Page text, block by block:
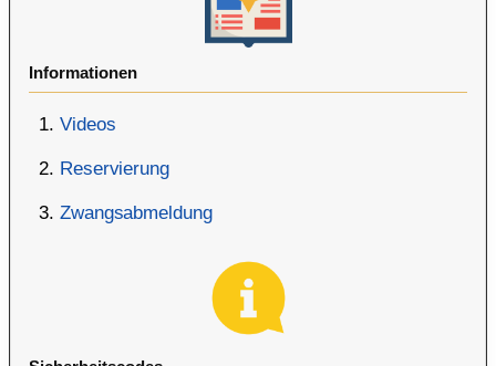
Informationen
Videos
Reservierung
Zwangsabmeldung